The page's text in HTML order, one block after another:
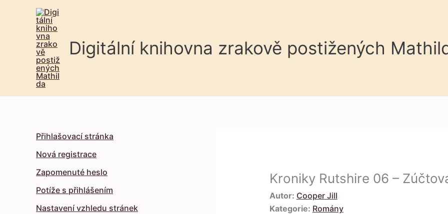
Digitální knihovna zrakově postižených
Přihlašovací stránka
Nová registrace
Zapomenuté heslo
Potíže s přihlášením
Nastavení vzhledu stránek
Kroniky Rutshire 06 –
Autor: Cooper Jill
Kategorie: Romány